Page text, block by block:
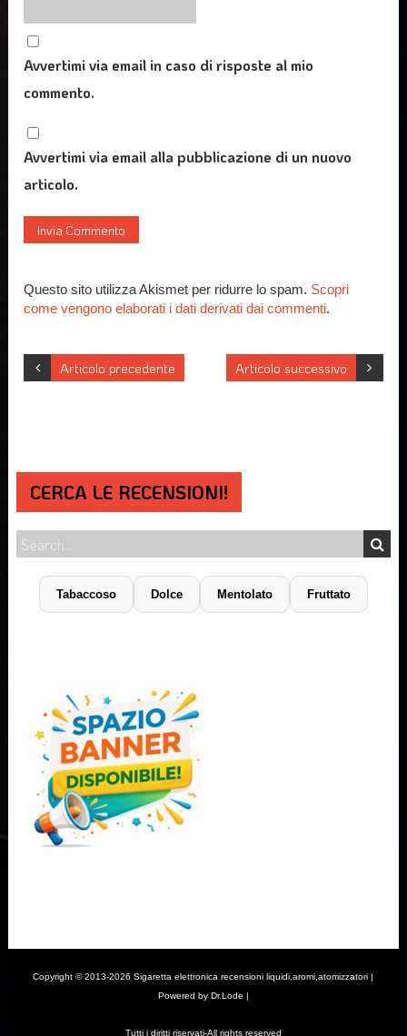
Avvertimi via email in caso di risposte al mio
commento.
Avvertimi via email alla pubblicazione di un nuovo
articolo.
Questo sito utilizza Akismet per ridurre lo spam. Scopri
come vengono elaborati i dati derivati dai commenti.
Articolo successivo
Articolo precedente
CERCA LE RECENSIONI!
Tabaccoso Dolce Mentolato Fruttato
Copyright © 2013-2026 Sigaretta elettronica recensioni liquidi,aromi,atomizzatori |
Powered by Dr.Lode |
Tutti i diritti riservati-All rights reserved